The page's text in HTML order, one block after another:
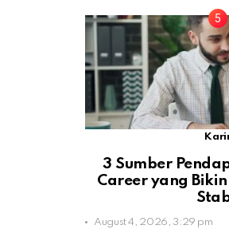
3 Sumber
Career yang
August 4, 2026, 3:29 pm